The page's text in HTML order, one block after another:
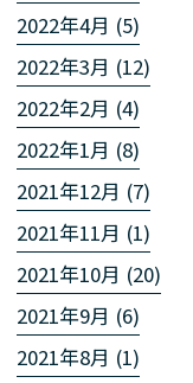
2022年4月 (5)
2022年3月 (12)
2022年2月 (4)
2022年1月 (8)
2021年12月 (7)
2021年11月 (1)
2021年10月 (20)
2021年9月 (6)
2021年8月 (1)